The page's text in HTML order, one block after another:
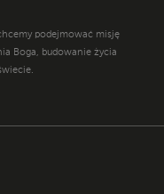
podejmować misję
Boga, budowanie życia